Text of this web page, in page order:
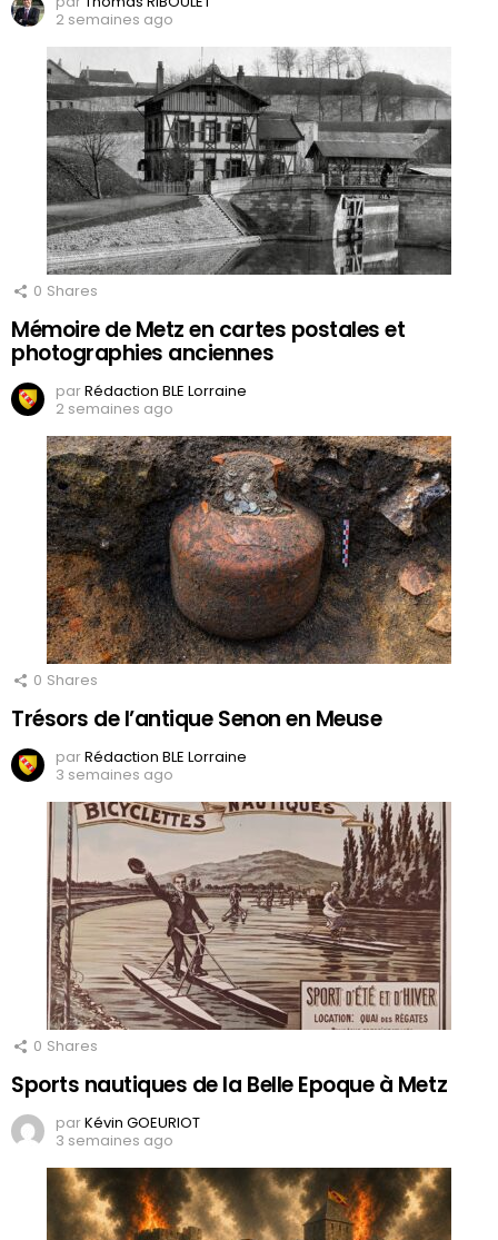
2 semaines ago
0 Shares
Mémoire de Metz en cartes postales et
photographies anciennes
parRédaction BLE Lorraine
2 semaines ago
0 Shares
Trésors de l’antique Senon en Meuse
parRédaction BLE Lorraine
3 semaines ago
0 Shares
Sports nautiques de la Belle Epoque à Metz
parKévin GOEURIOT
3 semaines ago